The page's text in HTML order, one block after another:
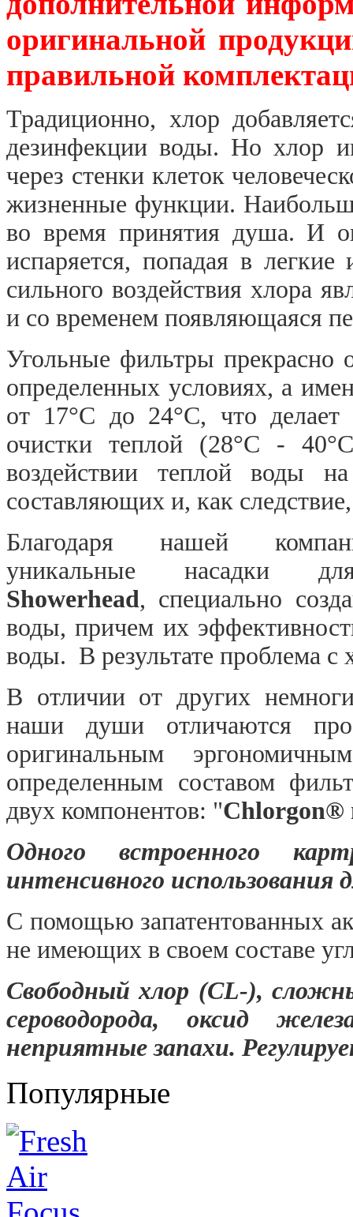
оригинальной
правильной
Традиционно, хлор
дезинфекции воды. Но хлор
через стенки клеток
жизненные функции.
во время принятия душа. И
испаряется, попадая в
сильного воздействия хлора
и со временем появляющаяся
Угольные фильтры прекрасно
определенных условиях, а
от 17°С до 24°С, что делает
очистки теплой (28°С -
воздействии теплой воды
составляющих и, как
Благодаря нашей
уникальные
Showerhead, специально
воды, причем их
воды. В результате проблема
В отличии от других
наши души отличаются
оригинальным
определенным составом
двух компонентов: "Chlorgon®
Одного встроенного
интенсивного использования
С помощью запатентованных
не имеющих в своем составе
Свободный хлор (СL-),
сероводорода, оксид
неприятные запахи.
Популярные